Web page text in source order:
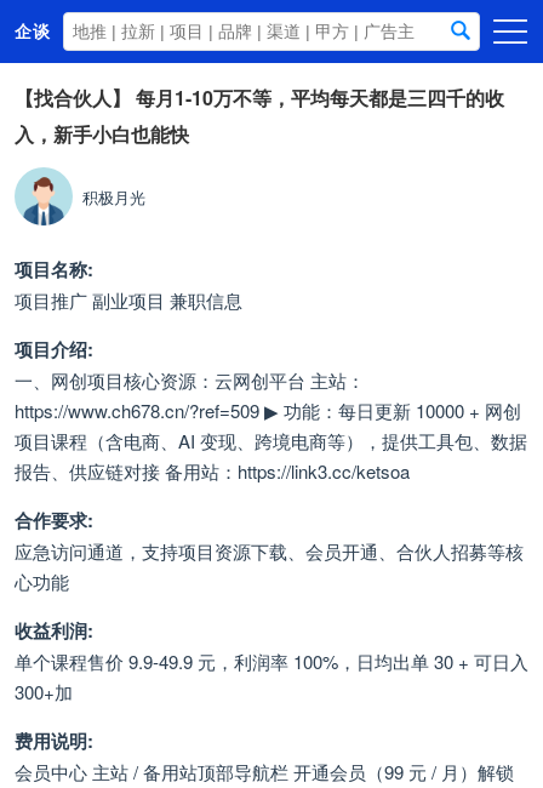
企谈
首页
商务资源
资讯动态
关于我们
【找合伙人】 每月1-10万不等，平均每天都是三四千的收
入，新手小白也能快
积极月光
项目名称:
项目推广 副业项目 兼职信息
项目介绍:
一、网创项目核心资源：云网创平台 主站：
https://www.ch678.cn/?ref=509 ▶ 功能：每日更新 10000 + 网创
项目课程（含电商、AI 变现、跨境电商等），提供工具包、数据
报告、供应链对接 备用站：https://link3.cc/ketsoa
合作要求:
应急访问通道，支持项目资源下载、会员开通、合伙人招募等核
心功能
收益利润:
单个课程售价 9.9-49.9 元，利润率 100%，日均出单 30 + 可日入
300+加
费用说明:
会员中心 主站 / 备用站顶部导航栏 开通会员（99 元 / 月）解锁